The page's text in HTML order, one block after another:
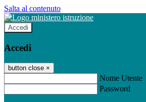
Salta al contenuto
Accedi
Accedi
button close ×
Nome Utente
Password